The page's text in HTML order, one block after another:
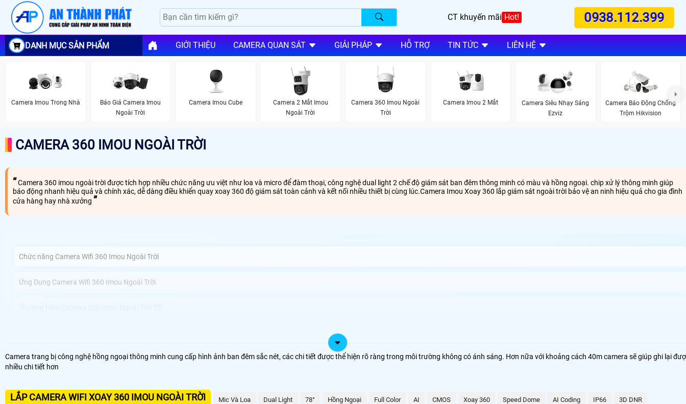
CT khuyến mãi Hot! 0938.112.399
DANH MỤC SẢN PHẨM GIỚI THIỆU CAMERA QUAN SÁT GIẢI PHÁP HỖ TRỢ TIN TỨC LIÊN HỆ
Camera Imou Trong Nhà
Báo Giá Camera Imou
Ngoài Trời
Camera Imou Cube
Camera 2 Mắt Imou
Ngoài Trời
Camera 360 Imou Ngoài
Trời
Camera Imou 2 Mắt
Camera Siêu Nhạy Sáng
Ezviz
Camera Báo Động Chống
Trộm Hikvision
CAMERA 360 IMOU NGOÀI TRỜI
Camera 360 imou ngoài trời được tích hợp nhiều chức năng ưu việt như loa và micro để đàm thoại, công nghệ dual light 2 chế độ giám sát ban đêm thông minh có màu và hồng ngoại. chip xử lý thông minh giúp
báo động nhanh hiệu quả và chính xác, dễ dàng điều khiển quay xoay 360 độ giám sát toàn cảnh và kết nối nhiều thiết bị cùng lúc.Camera Imou Xoay 360 lắp giám sát ngoài trời bảo vệ an ninh hiệu quả cho gia đình
cửa hàng hay nhà xưởng
Chức năng Camera Wifi 360 Imou Ngoài Trời
Ứng Dụng Camera Wifi 360 Imou Ngoài Trời
Camera 360 Imou Ngoài trời kết nối không dây và có dây sự lựa chọn hoàn hảo cho hệ thống giám sát ngoại trời như công trình vườn cây trang trại chăn nuôi. Với khả năng chống chịu mưa nắng và thiết kế chắc chắn
Với khả năng xoay 360 Imou độ dễ dàng trên điện thoại bạn có thể dễ dàng kiểm soát và quan sát mọi góc cạnh chỉ bằng một ứng dụng trên điện thoại hoặc máy tính. Công nghệ IP mang lại sự tin cậy cao với hình ảnh
rõ nét và chất lượng video HD.
Camera trang bị công nghệ hồng ngoại thông minh cung cấp hình ảnh ban đêm sắc nét, các chi tiết được thể hiện rõ ràng trong môi trường không có ánh sáng. Hơn nữa với khoảng cách 40m camera sẽ giúp ghi lại
nhiều chi tiết hơn
LẮP CAMERA WIFI XOAY 360 IMOU NGOÀI TRỜI Mic Và Loa Dual Light 78° Hồng Ngoại Full Color AI CMOS Xoay 360 Speed Dome AI Coding IP66 3D DNR